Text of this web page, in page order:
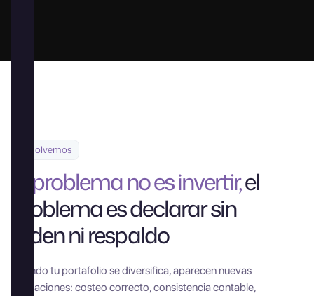
Resolvemos
El problema no es invertir,el
problema es declarar sin
orden ni respaldo
Cuando tu portafolio se diversifica, aparecen nuevas
obligaciones: costeo correcto, consistencia contable,